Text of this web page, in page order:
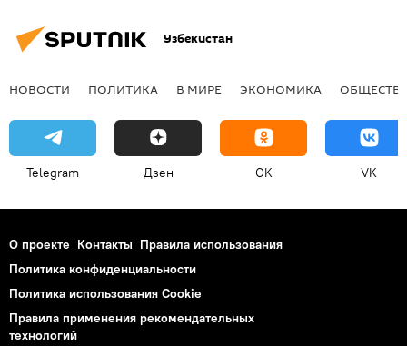
Узбекистан
НОВОСТИ ПОЛИТИКА В МИРЕ ЭКОНОМИКА
Telegram Дзен OK VK
О проекте Контакты Правила использования
Политика конфиденциальности
Политика использования Cookie
Правила применения рекомендательных
технологий